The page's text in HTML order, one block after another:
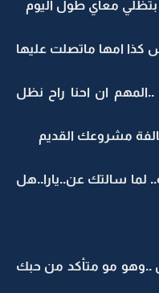
معاي طول اليوم
كذا امها ماتصلت عليها
ان احنا راح نظل
مشروعك القديم
لما سالتك عن..يارا..هل
..وهو مو متأكد من حبك